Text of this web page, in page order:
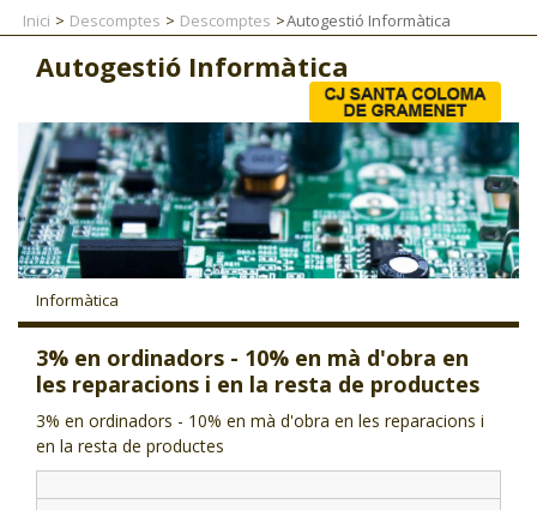
CJ ADOLESCENTS
CJ EMANCIPACIÓ
CJ SALUT
CJ INTERNACIONAL
CJ LOCAL
T'INTERESSA #SOMJOVES
Inici Descomptes Descomptes Autogestió Informàtica
Autogestió Informàtica
Informàtica
3% en ordinadors - 10% en mà d'obra en
les reparacions i en la resta de productes
3% en ordinadors - 10% en mà d'obra en les reparacions i
en la resta de productes